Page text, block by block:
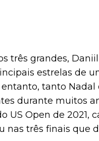
três grandes,
estrelas de
tanto
durante muitos
Open de 2021,
nas três finais que